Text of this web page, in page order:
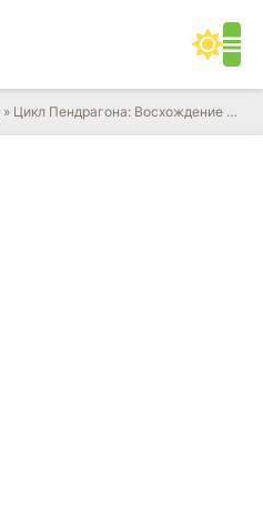
» Цикл Пендрагона: Восхождение Мерлин